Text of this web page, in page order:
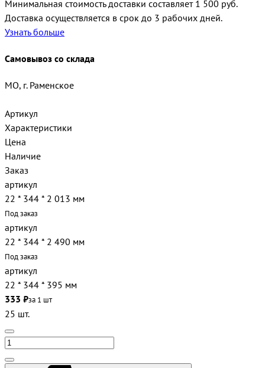
Минимальная стоимость доставки составляет 1 500 руб.
Доставка осуществляется в срок до 3 рабочих дней.
Узнать больше
Самовывоз со склада
МО, г. Раменское
Артикул
Характеристики
Цена
Наличие
Заказ
артикул
22 * 344 * 2 013 мм
Под заказ
артикул
22 * 344 * 2 490 мм
Под заказ
артикул
22 * 344 * 395 мм
333 ₽за 1 шт
25 шт.